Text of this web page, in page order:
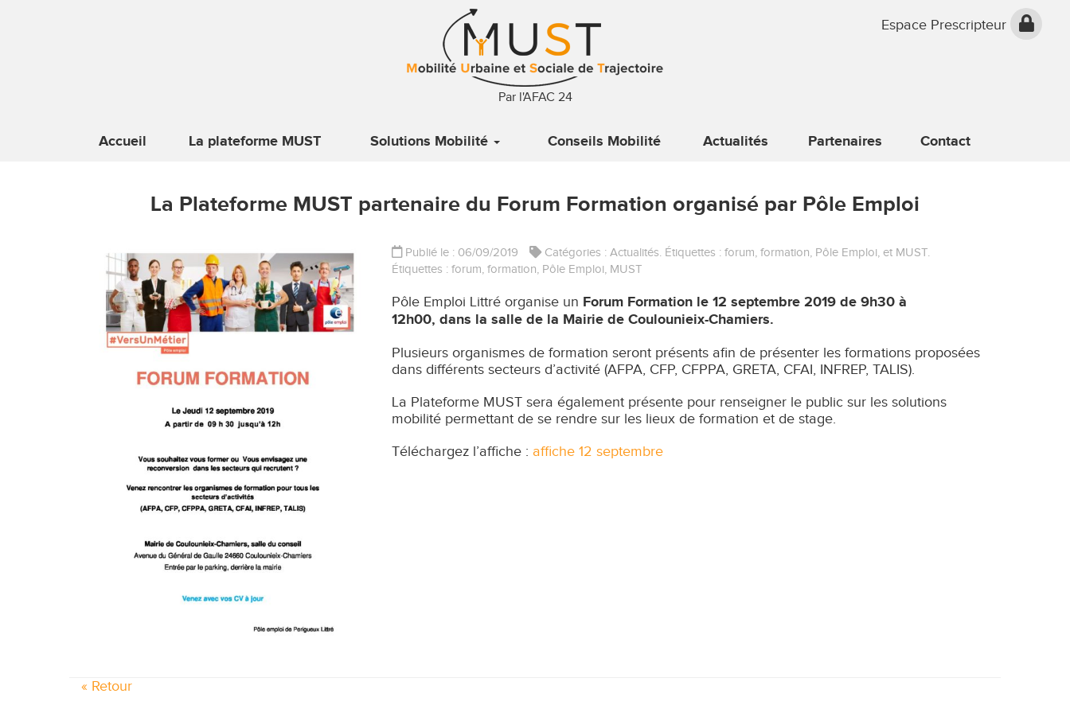
Par l'AFAC 24
Espace Prescripteur
Accueil La plateforme MUST Solutions Mobilité Conseils Mobilité Actualités Partenaires Contact
La Plateforme MUST partenaire du Forum Formation organisé par Pôle Emploi
Publié le : 06/09/2019 Catégories : Actualités. Étiquettes : forum, formation, Pôle Emploi, et MUST.
Étiquettes : forum, formation, Pôle Emploi, MUST
Pôle Emploi Littré organise un Forum Formation le 12 septembre 2019 de 9h30 à
12h00, dans la salle de la Mairie de Coulounieix-Chamiers.
Plusieurs organismes de formation seront présents afin de présenter les formations proposées
dans différents secteurs d’activité (AFPA, CFP, CFPPA, GRETA, CFAI, INFREP, TALIS).
La Plateforme MUST sera également présente pour renseigner le public sur les solutions
mobilité permettant de se rendre sur les lieux de formation et de stage.
Téléchargez l’affiche : affiche 12 septembre
« Retour